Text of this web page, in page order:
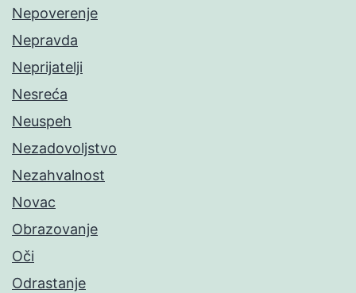
Nepoverenje
Nepravda
Neprijatelji
Nesreća
Neuspeh
Nezadovoljstvo
Nezahvalnost
Novac
Obrazovanje
Oči
Odrastanje